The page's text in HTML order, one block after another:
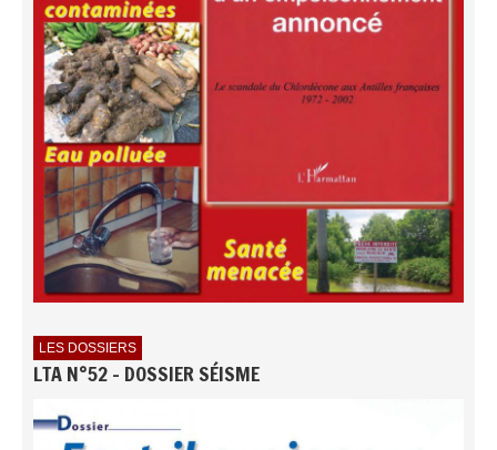
LES DOSSIERS
LTA N°52 - DOSSIER SÉISME